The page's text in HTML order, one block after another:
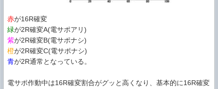
赤が16R確変
緑が2R確変A(電サポアリ)
紫が2R確変B(電サポナシ)
橙が2R確変C(電サポナシ)
青が2R通常となっている。
電サポ作動中は16R確変割合がグッと高くなり、基本的に16R確変